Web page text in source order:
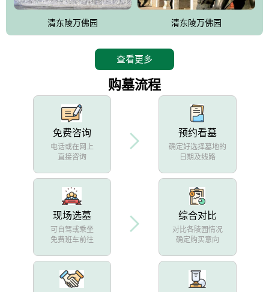
设计建造各种墓地墓位3万个；主体建筑金宝塔，墓位容量8万个，
能适应不同消费阶层的需求，为客户提供墓碑设计制作服务、特色
清东陵万佛园 清东陵万佛园
查看更多
购墓流程
免费咨询
电话或在网上
直接咨询
预约看墓
确定好选择墓地的
日期及线路
现场选墓
可自驾或乘坐
免费班车前往
综合对比
对比各陵园情况
确定购买意向